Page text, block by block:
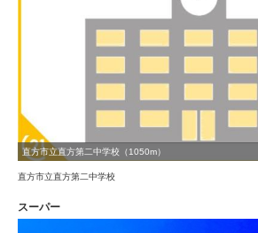
直方市立直方第二中学校（1050m）
直方市立直方第二中学校
スーパー